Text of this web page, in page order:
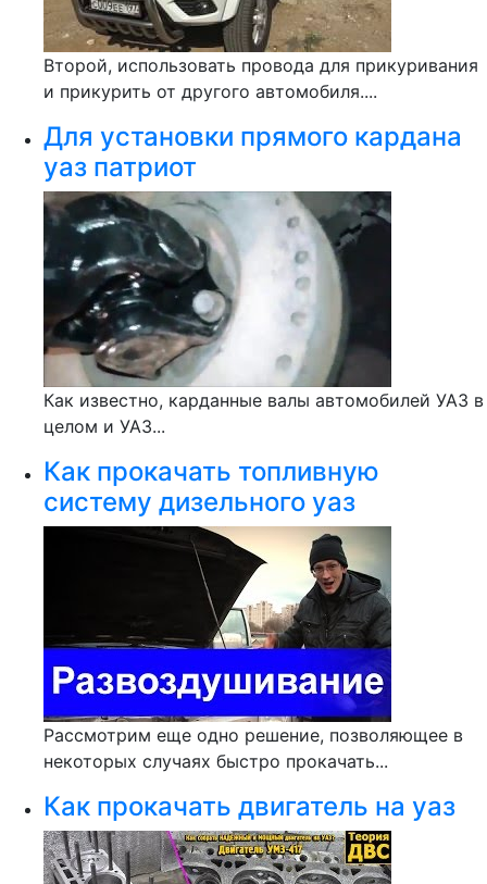
Второй, использовать провода для прикуривания
и прикурить от другого автомобиля....
Для установки прямого кардана
уаз патриот
Как известно, карданные валы автомобилей УАЗ в
целом и УАЗ...
Как прокачать топливную
систему дизельного уаз
Рассмотрим еще одно решение, позволяющее в
некоторых случаях быстро прокачать...
Как прокачать двигатель на уаз